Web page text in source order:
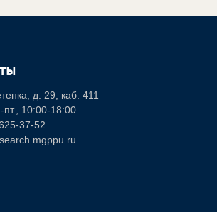
д. 29, каб. 411
10:00-18:00
37-52